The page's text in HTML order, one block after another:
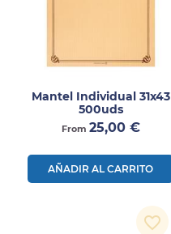
Mantel Individual 31x43
500uds
From Precio
25,00 €
AÑADIR AL CARRITO
favorite_border